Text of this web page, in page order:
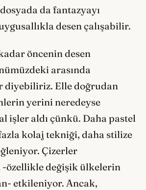
da fantazyayı
desen çalışabilir.
öncenin desen
arasında
diyebiliriz. Elle doğrudan
yerini neredeyse
işler aldı çünkü. Daha pastel
kolaj tekniği, daha stilize
Çizerler
özellikle değişik ülkelerin
etkileniyor. Ancak,